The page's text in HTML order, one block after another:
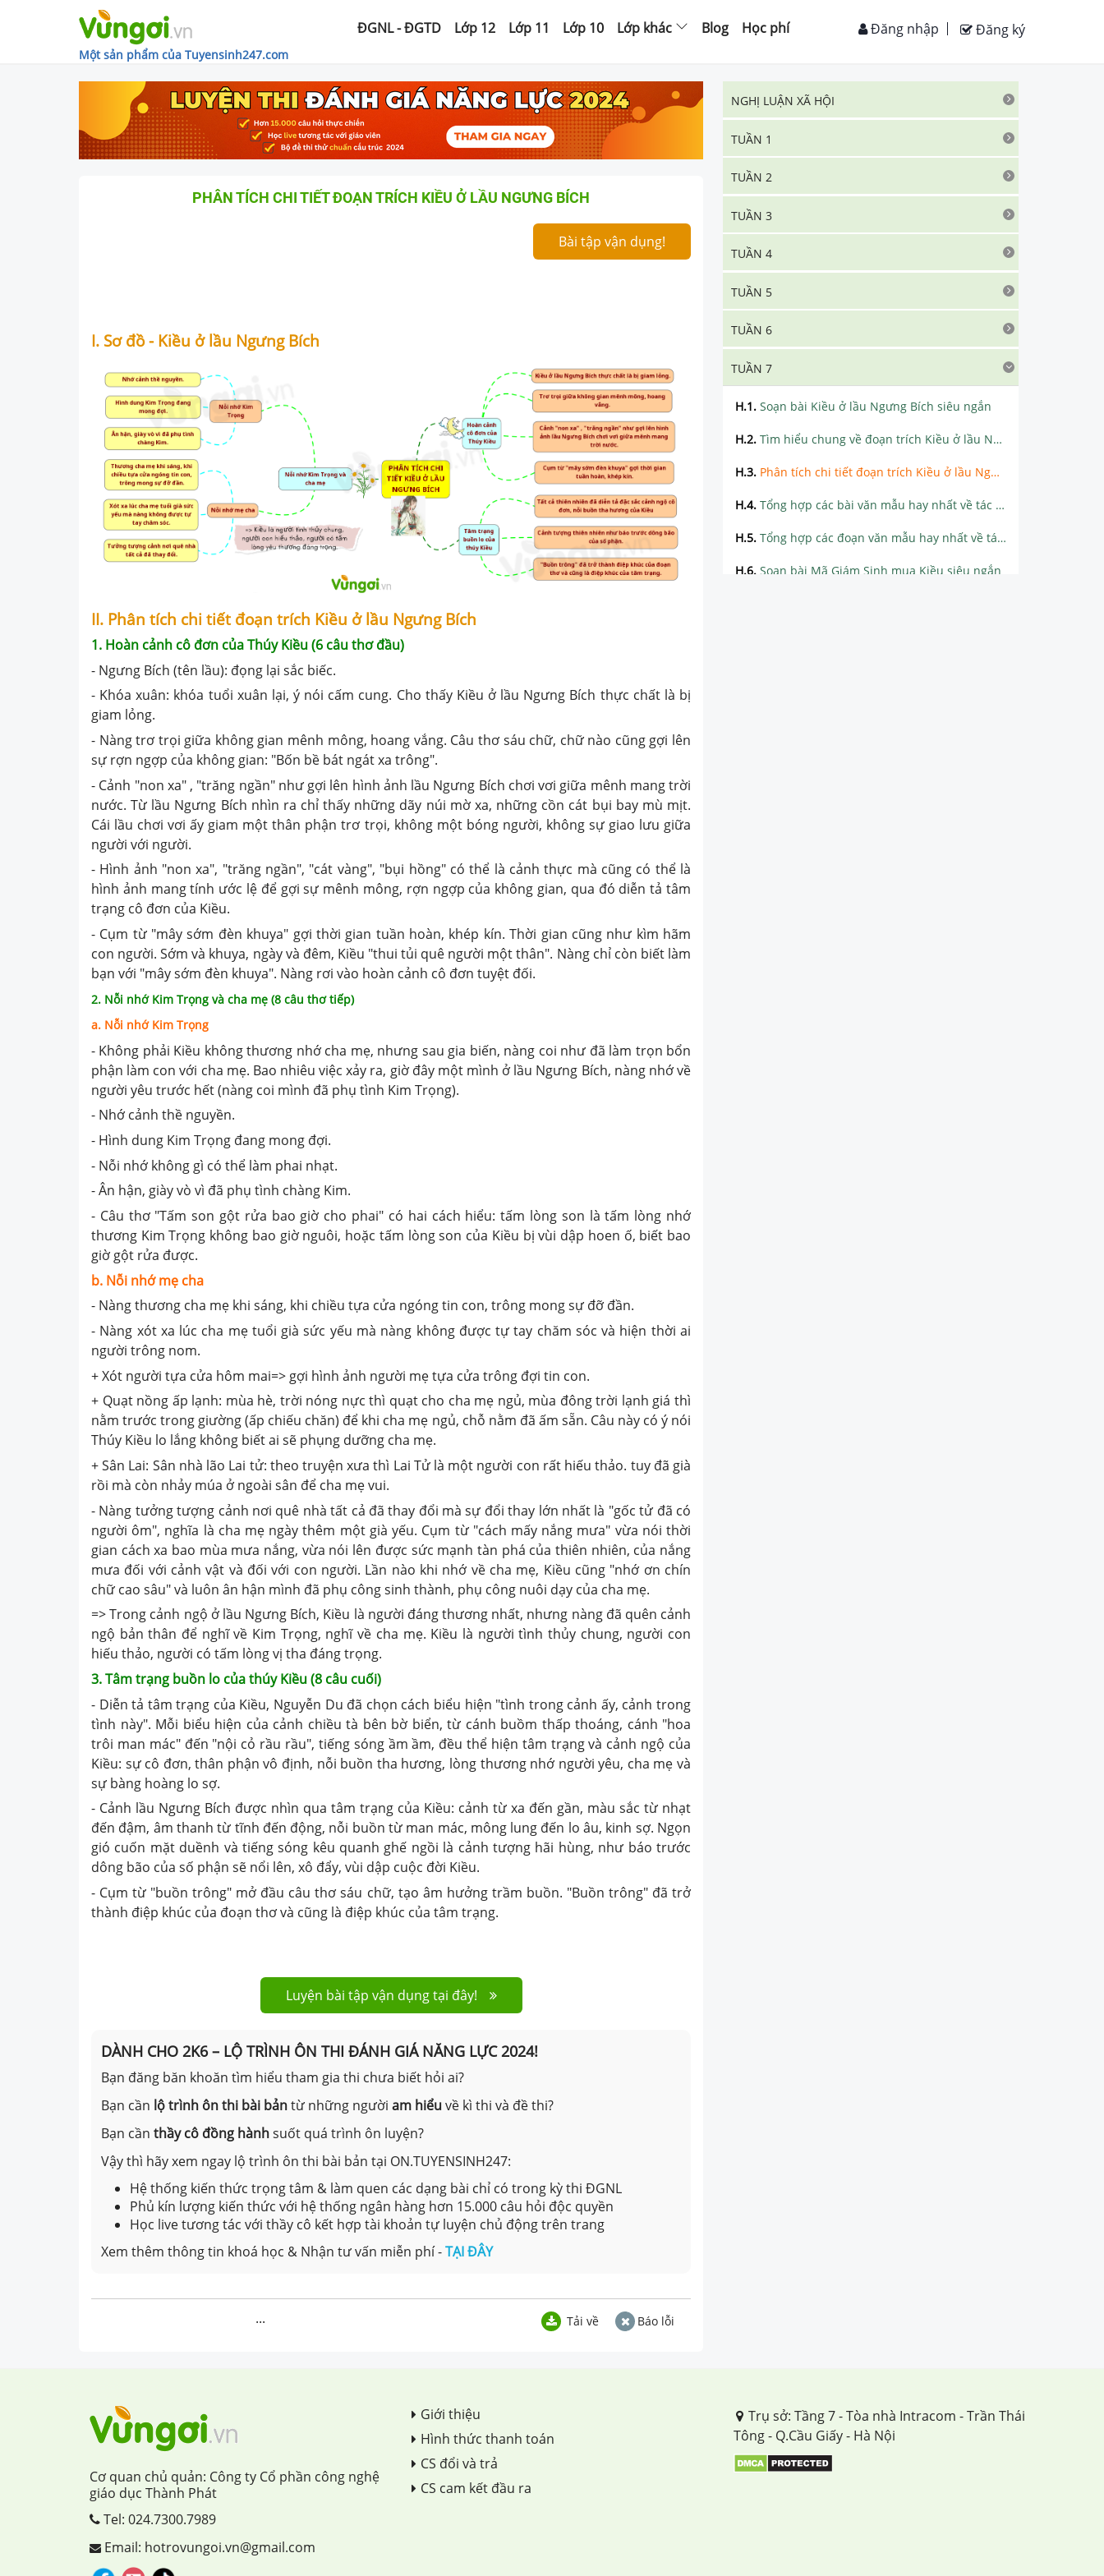
Một sản phẩm của Tuyensinh247.com
ĐGNL - ĐGTD Lớp 12 Lớp 11 Lớp 10 Lớp khác Blog Học phí Đăng ký
Đăng nhập
PHÂN TÍCH CHI TIẾT ĐOẠN TRÍCH KIỀU Ở LẦU NGƯNG BÍCH
Bài tập vận dụng!
I. Sơ đồ - Kiều ở lầu Ngưng Bích
II. Phân tích chi tiết đoạn trích Kiều ở lầu Ngưng Bích
1. Hoàn cảnh cô đơn của Thúy Kiều (6 câu thơ đầu)
- Ngưng Bích (tên lầu): đọng lại sắc biếc.
- Khóa xuân: khóa tuổi xuân lại, ý nói cấm cung. Cho thấy Kiều ở lầu Ngưng Bích thực chất là bị
giam lỏng.
- Nàng trơ trọi giữa không gian mênh mông, hoang vắng. Câu thơ sáu chữ, chữ nào cũng gợi lên
sự rợn ngợp của không gian: "Bốn bề bát ngát xa trông".
- Cảnh "non xa" , "trăng ngần" như gợi lên hình ảnh lầu Ngưng Bích chơi vơi giữa mênh mang trời
nước. Từ lầu Ngưng Bích nhìn ra chỉ thấy những dãy núi mờ xa, những cồn cát bụi bay mù mịt.
Cái lầu chơi vơi ấy giam một thân phận trơ trọi, không một bóng người, không sự giao lưu giữa
người với người.
- Hình ảnh "non xa", "trăng ngần", "cát vàng", "bụi hồng" có thể là cảnh thực mà cũng có thể là
hình ảnh mang tính ước lệ để gợi sự mênh mông, rợn ngợp của không gian, qua đó diễn tả tâm
trạng cô đơn của Kiều.
- Cụm từ "mây sớm đèn khuya" gợi thời gian tuần hoàn, khép kín. Thời gian cũng như kìm hãm
con người. Sớm và khuya, ngày và đêm, Kiều "thui tủi quê người một thân". Nàng chỉ còn biết làm
bạn với "mây sớm đèn khuya". Nàng rơi vào hoàn cảnh cô đơn tuyệt đối.
2. Nỗi nhớ Kim Trọng và cha mẹ (8 câu thơ tiếp)
a. Nỗi nhớ Kim Trọng
- Không phải Kiều không thương nhớ cha mẹ, nhưng sau gia biến, nàng coi như đã làm trọn bổn
phận làm con với cha mẹ. Bao nhiêu việc xảy ra, giờ đây một mình ở lầu Ngưng Bích, nàng nhớ về
người yêu trước hết (nàng coi mình đã phụ tình Kim Trọng).
- Nhớ cảnh thề nguyền.
- Hình dung Kim Trọng đang mong đợi.
- Nỗi nhớ không gì có thể làm phai nhạt.
- Ân hận, giày vò vì đã phụ tình chàng Kim.
- Câu thơ "Tấm son gột rửa bao giờ cho phai" có hai cách hiểu: tấm lòng son là tấm lòng nhớ
thương Kim Trọng không bao giờ nguôi, hoặc tấm lòng son của Kiều bị vùi dập hoen ố, biết bao
giờ gột rửa được.
b. Nỗi nhớ mẹ cha
- Nàng thương cha mẹ khi sáng, khi chiều tựa cửa ngóng tin con, trông mong sự đỡ đần.
- Nàng xót xa lúc cha mẹ tuổi già sức yếu mà nàng không được tự tay chăm sóc và hiện thời ai
người trông nom.
+ Xót người tựa cửa hôm mai=> gợi hình ảnh người mẹ tựa cửa trông đợi tin con.
+ Quạt nồng ấp lạnh: mùa hè, trời nóng nực thì quạt cho cha mẹ ngủ, mùa đông trời lạnh giá thì
nằm trước trong giường (ấp chiếu chăn) để khi cha mẹ ngủ, chỗ nằm đã ấm sẵn. Câu này có ý nói
Thúy Kiều lo lắng không biết ai sẽ phụng dưỡng cha mẹ.
+ Sân Lai: Sân nhà lão Lai tử: theo truyện xưa thì Lai Tử là một người con rất hiếu thảo. tuy đã già
rồi mà còn nhảy múa ở ngoài sân để cha mẹ vui.
- Nàng tưởng tượng cảnh nơi quê nhà tất cả đã thay đổi mà sự đổi thay lớn nhất là "gốc tử đã có
người ôm", nghĩa là cha mẹ ngày thêm một già yếu. Cụm từ "cách mấy nắng mưa" vừa nói thời
gian cách xa bao mùa mưa nắng, vừa nói lên được sức mạnh tàn phá của thiên nhiên, của nắng
mưa đối với cảnh vật và đối với con người. Lần nào khi nhớ về cha mẹ, Kiều cũng "nhớ ơn chín
chữ cao sâu" và luôn ân hận mình đã phụ công sinh thành, phụ công nuôi dạy của cha mẹ.
=> Trong cảnh ngộ ở lầu Ngưng Bích, Kiều là người đáng thương nhất, nhưng nàng đã quên cảnh
ngộ bản thân để nghĩ về Kim Trọng, nghĩ về cha mẹ. Kiều là người tình thủy chung, người con
hiếu thảo, người có tấm lòng vị tha đáng trọng.
3. Tâm trạng buồn lo của thúy Kiều (8 câu cuối)
- Diễn tả tâm trạng của Kiều, Nguyễn Du đã chọn cách biểu hiện "tình trong cảnh ấy, cảnh trong
tình này". Mỗi biểu hiện của cảnh chiều tà bên bờ biển, từ cánh buồm thấp thoáng, cánh "hoa
trôi man mác" đến "nội cỏ rầu rầu", tiếng sóng ầm ầm, đều thể hiện tâm trạng và cảnh ngộ của
Kiều: sự cô đơn, thân phận vô định, nỗi buồn tha hương, lòng thương nhớ người yêu, cha mẹ và
sự bàng hoàng lo sợ.
- Cảnh lầu Ngưng Bích được nhìn qua tâm trạng của Kiều: cảnh từ xa đến gần, màu sắc từ nhạt
đến đậm, âm thanh từ tĩnh đến động, nỗi buồn từ man mác, mông lung đến lo âu, kinh sợ. Ngọn
gió cuốn mặt duềnh và tiếng sóng kêu quanh ghế ngồi là cảnh tượng hãi hùng, như báo trước
dông bão của số phận sẽ nổi lên, xô đẩy, vùi dập cuộc đời Kiều.
- Cụm từ "buồn trông" mở đầu câu thơ sáu chữ, tạo âm hưởng trầm buồn. "Buồn trông" đã trở
thành điệp khúc của đoạn thơ và cũng là điệp khúc của tâm trạng.
Luyện bài tập vận dụng tại đây!
DÀNH CHO 2K6 – LỘ TRÌNH ÔN THI ĐÁNH GIÁ NĂNG LỰC 2024!
Bạn đăng băn khoăn tìm hiểu tham gia thi chưa biết hỏi ai?
Bạn cần lộ trình ôn thi bài bảntừ những người am hiểuvề kì thi và đề thi?
Bạn cần thầy cô đồng hànhsuốt quá trình ôn luyện?
Vậy thì hãy xem ngay lộ trình ôn thi bài bản tại ON.TUYENSINH247:
Hệ thống kiến thức trọng tâm & làm quen các dạng bài chỉ có trong kỳ thi ĐGNL
Phủ kín lượng kiến thức với hệ thống ngân hàng hơn 15.000 câu hỏi độc quyền
Học live tương tác với thầy cô kết hợp tài khoản tự luyện chủ động trên trang
Xem thêm thông tin khoá học & Nhận tư vấn miễn phí -TẠI ĐÂY
... Tải về Báo lỗi
NGHỊ LUẬN XÃ HỘI
TUẦN 1
TUẦN 2
TUẦN 3
TUẦN 4
TUẦN 5
TUẦN 6
TUẦN 7
H.1. Soạn bài Kiều ở lầu Ngưng Bích siêu ngắn
H.2. Tìm hiểu chung về đoạn trích Kiều ở lầu Ngưng Bích
H.3. Phân tích chi tiết đoạn trích Kiều ở lầu Ngưng Bích
H.4. Tổng hợp các bài văn mẫu hay nhất về tác phẩm Kiều ở lầu Ngưng Bích
H.5. Tổng hợp các đoạn văn mẫu hay nhất về tác phẩm Kiều ở lầu Ngưng Bích
H.6. Soạn bài Mã Giám Sinh mua Kiều siêu ngắn
Cơ quan chủ quản: Công ty Cổ phần công nghệ
giáo dục Thành Phát
Tel: 024.7300.7989
Email: hotrovungoi.vn@gmail.com
Giới thiệu
Hình thức thanh toán
CS đổi và trả
CS cam kết đầu ra
Trụ sở: Tầng 7 - Tòa nhà Intracom - Trần Thái
Tông - Q.Cầu Giấy - Hà Nội